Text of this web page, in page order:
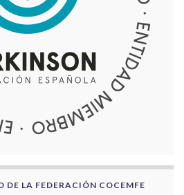
LA FEDERACIÓN COCEMFE